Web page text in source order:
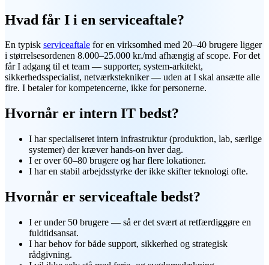
Hvad får I i en serviceaftale?
En typisk serviceaftale for en virksomhed med 20–40 brugere ligger
i størrelsesordenen 8.000–25.000 kr./md afhængig af scope. For det
får I adgang til et team — supporter, system-arkitekt,
sikkerhedsspecialist, netværkstekniker — uden at I skal ansætte alle
fire. I betaler for kompetencerne, ikke for personerne.
Hvornår er intern IT bedst?
I har specialiseret intern infrastruktur (produktion, lab, særlige
systemer) der kræver hands-on hver dag.
I er over 60–80 brugere og har flere lokationer.
I har en stabil arbejdsstyrke der ikke skifter teknologi ofte.
Hvornår er serviceaftale bedst?
I er under 50 brugere — så er det svært at retfærdiggøre en
fuldtidsansat.
I har behov for både support, sikkerhed og strategisk
rådgivning.